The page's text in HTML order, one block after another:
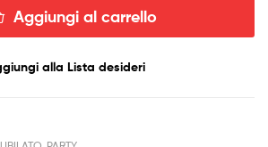
Aggiungi al carrello
alla Lista desideri